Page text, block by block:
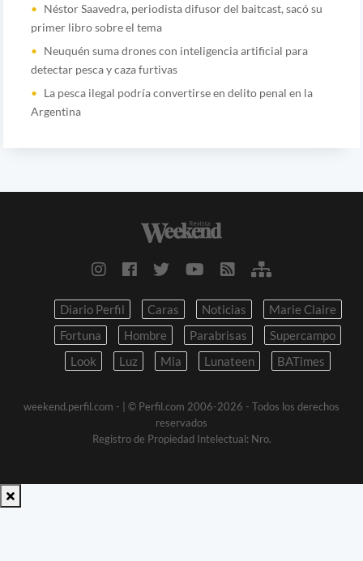
Néstor Saavedra, periodista difusor del baitcast, sacó su
primer libro sobre el tema
Neuquén suma drones con inteligencia artificial para
detectar pesca y caza furtivas
La pesca ilegal podría convertirse en delito penal en la
Argentina
Diario Perfil Caras Noticias
Marie Claire
Fortuna
Hombre Parabrisas
Supercampo
Look
Luz Mia Lunateen BATimes
weekend.perfil.com -
| © Perfil.com 2006-2026 - Todos los derechos
reservados
Registro de Propiedad Intelectual: Nro.